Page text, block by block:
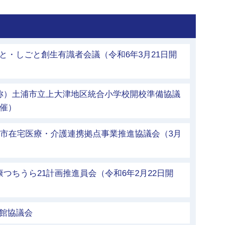
・しごと創生有識者会議（令和6年3月21日開
）土浦市立上大津地区統合小学校開校準備協議
）
在宅医療・介護連携拠点事業推進協議会（3月
ちうら21計画推進員会（令和6年2月22日開
協議会